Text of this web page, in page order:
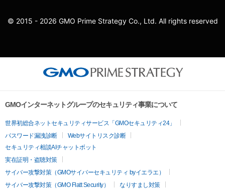
© 2015 - 2026 GMO Prime Strategy Co., Ltd. All rights reserved
GMOインターネットグループのセキュリティ事業について
世界初総合ネットセキュリティサービス「GMOセキュリティ24」
パスワード漏洩診断
Webサイトリスク診断
セキュリティ相談AIチャットボット
実在証明・盗聴対策
サイバー攻撃対策（GMOサイバーセキュリティ byイエラエ）
サイバー攻撃対策（GMO Flatt Security）
なりすまし対策